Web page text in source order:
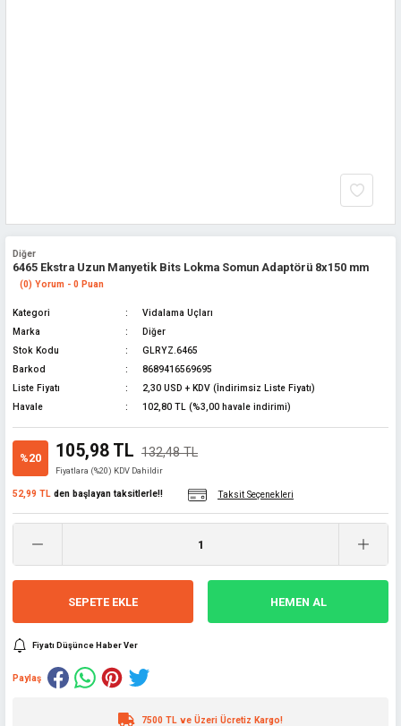
Diğer
6465 Ekstra Uzun Manyetik Bits Lokma Somun Adaptörü 8x150 mm
(0) Yorum - 0 Puan
Kategori
Vidalama Uçları
Marka
Diğer
Stok Kodu
GLRYZ.6465
Barkod
8689416569695
Liste Fiyatı
2,30 USD + KDV (İndirimsiz Liste Fiyatı)
Havale
102,80 TL (%3,00 havale indirimi)
%20 105,98 TL 132,48 TL
Fiyatlara (%20) KDV Dahildir
52,99 TL den başlayan taksitlerle!! Taksit Seçenekleri
SEPETE EKLE HEMEN AL
Fiyatı Düşünce Haber Ver
Paylaş
7500 TL ve Üzeri Ücretiz Kargo!